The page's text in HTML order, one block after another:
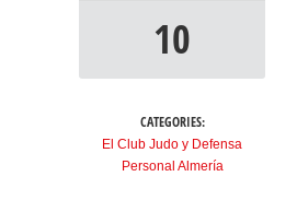
10
CATEGORIES:
El Club Judo y Defensa
Personal Almería